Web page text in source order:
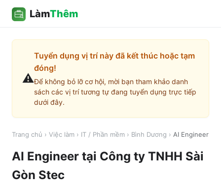
LàmThêm
⚠️
Tuyển dụng vị trí này đã kết thúc hoặc tạm
đóng!
Để không bỏ lỡ cơ hội, mời bạn tham khảo danh
sách các vị trí tương tự đang tuyển dụng trực tiếp
dưới đây.
Trang chủ › Việc làm › IT / Phần mềm › Bình Dương › AI Engineer
AI Engineer tại Công ty TNHH Sài
Gòn Stec